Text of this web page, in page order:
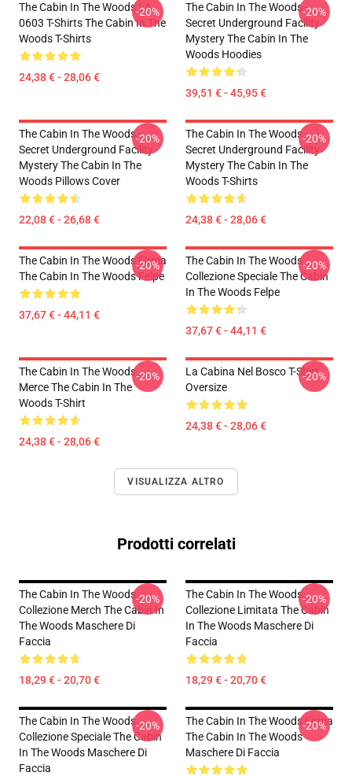
The Cabin In The Woods LA
0603 T-Shirts The Cabin In The
Woods T-Shirts
24,38 € - 28,06 €
-20%
The Cabin In The Woods -
Secret Underground Facility
Mystery The Cabin In The
Woods Hoodies
39,51 € - 45,95 €
-20%
The Cabin In The Woods -
Secret Underground Facility
Mystery The Cabin In The
Woods Pillows Cover
22,08 € - 26,68 €
-20%
The Cabin In The Woods -
Secret Underground Facility
Mystery The Cabin In The
Woods T-Shirts
24,38 € - 28,06 €
-20%
The Cabin In The Woods Firma
The Cabin In The Woods Felpe
37,67 € - 44,11 €
-20%
The Cabin In The Woods
Collezione Speciale The Cabin
In The Woods Felpe
37,67 € - 44,11 €
-20%
The Cabin In The Woods
Merce The Cabin In The
Woods T-Shirt
24,38 € - 28,06 €
-20%
La Cabina Nel Bosco T-Shirt
Oversize
24,38 € - 28,06 €
-20%
VISUALIZZA ALTRO
Prodotti correlati
The Cabin In The Woods
Collezione Merch The Cabin In
The Woods Maschere Di
Faccia
18,29 € - 20,70 €
-20%
The Cabin In The Woods
Collezione Limitata The Cabin
In The Woods Maschere Di
Faccia
18,29 € - 20,70 €
-20%
The Cabin In The Woods
Collezione Speciale The Cabin
In The Woods Maschere Di
Faccia
-20%
The Cabin In The Woods Firma
The Cabin In The Woods
Maschere Di Faccia
-20%